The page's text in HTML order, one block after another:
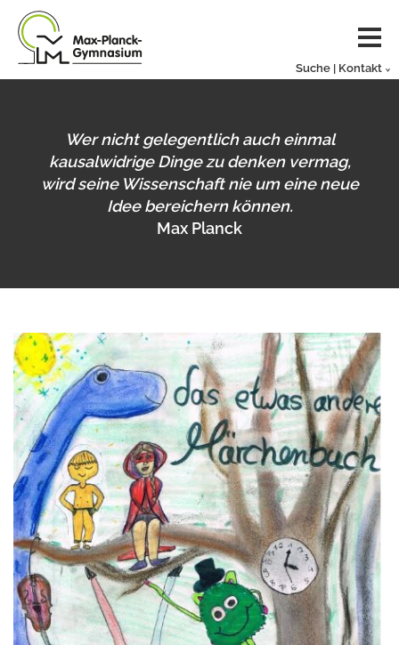
Suche | Kontakt
Wer nicht gelegentlich auch einmal
kausalwidrige Dinge zu denken vermag,
wird seine Wissenschaft nie um eine neue
Idee bereichern können.
Max Planck